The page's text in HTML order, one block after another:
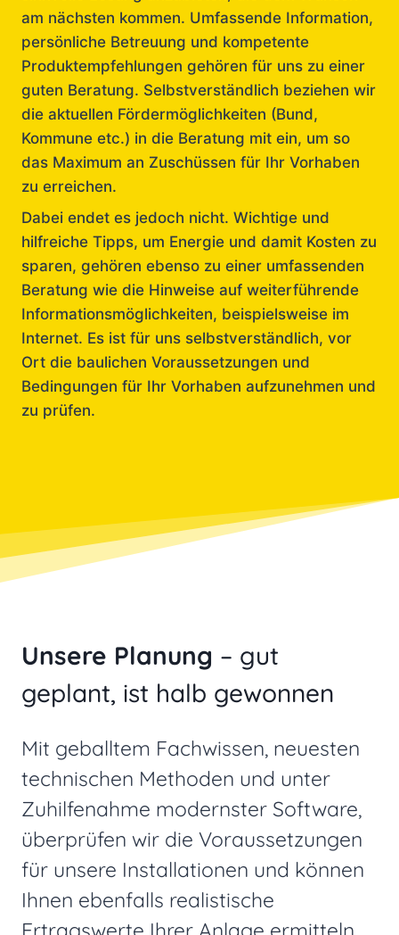
am nächsten kommen. Umfassende Information,
persönliche Betreuung und kompetente
Produktempfehlungen gehören für uns zu einer
guten Beratung. Selbstverständlich beziehen wir
die aktuellen Fördermöglichkeiten (Bund,
Kommune etc.) in die Beratung mit ein, um so
das Maximum an Zuschüssen für Ihr Vorhaben
zu erreichen.
Dabei endet es jedoch nicht. Wichtige und
hilfreiche Tipps, um Energie und damit Kosten zu
sparen, gehören ebenso zu einer umfassenden
Beratung wie die Hinweise auf weiterführende
Informationsmöglichkeiten, beispielsweise im
Internet. Es ist für uns selbstverständlich, vor
Ort die baulichen Voraussetzungen und
Bedingungen für Ihr Vorhaben aufzunehmen und
zu prüfen.
Unsere Planung – gut
geplant, ist halb gewonnen
Mit geballtem Fachwissen, neuesten
technischen Methoden und unter
Zuhilfenahme modernster Software,
überprüfen wir die Voraussetzungen
für unsere Installationen und können
Ihnen ebenfalls realistische
Ertragswerte Ihrer Anlage ermitteln.